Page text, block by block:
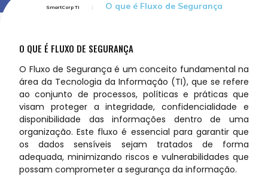
SmartCorp TI O que é Fluxo de Segurança
O QUE É FLUXO DE SEGURANÇA
O Fluxo de Segurança é um conceito fundamental na
área da Tecnologia da Informação (TI), que se refere
ao conjunto de processos, políticas e práticas que
visam proteger a integridade, confidencialidade e
disponibilidade das informações dentro de uma
organização. Este fluxo é essencial para garantir que
os dados sensíveis sejam tratados de forma
adequada, minimizando riscos e vulnerabilidades que
possam comprometer a segurança da informação.